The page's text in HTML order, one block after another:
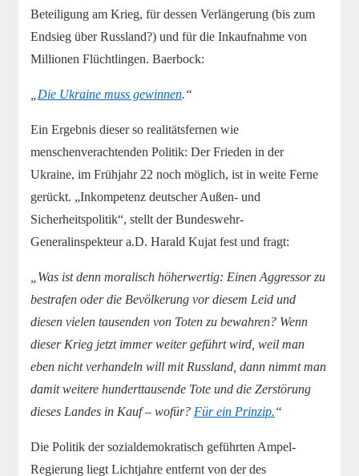
Beteiligung am Krieg, für dessen Verlängerung (bis zum
Endsieg über Russland?) und für die Inkaufnahme von
Millionen Flüchtlingen. Baerbock:
Die Ukraine muss gewinnen.“
Ein Ergebnis dieser so realitätsfernen wie
menschenverachtenden Politik: Der Frieden in der
Ukraine, im Frühjahr 22 noch möglich, ist in weite Ferne
gerückt. „Inkompetenz deutscher Außen- und
Sicherheitspolitik“, stellt der Bundeswehr-
Generalinspekteur a.D. Harald Kujat fest und fragt:
„Was ist denn moralisch höherwertig: Einen Aggressor zu
bestrafen oder die Bevölkerung vor diesem Leid und
diesen vielen tausenden von Toten zu bewahren? Wenn
dieser Krieg jetzt immer weiter geführt wird, weil man
eben nicht verhandeln will mit Russland, dann nimmt man
damit weitere hunderttausende Tote und die Zerstörung
dieses Landes in Kauf – wofür? Für ein Prinzip.“
Die Politik der sozialdemokratisch geführten Ampel-
Regierung liegt Lichtjahre entfernt von der des